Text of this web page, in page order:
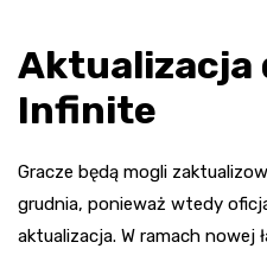
Aktualizacja
Infinite
Gracze będą mogli
grudnia, ponieważ wtedy
aktualizacja. W ramach nowej